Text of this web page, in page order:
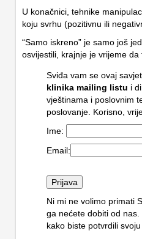
U konačnici, tehnike
koju svrhu (pozitivnu ili
“Samo iskreno” je samo još
osvijestili, krajnje je vrijeme da
Sviđa vam se ovaj
klinika mailing listu i
vještinama i poslovnim
poslovanje. Korisno,
Ime:
Email:
Ni mi ne volimo primati
ga nećete dobiti od
kako biste potvrdili